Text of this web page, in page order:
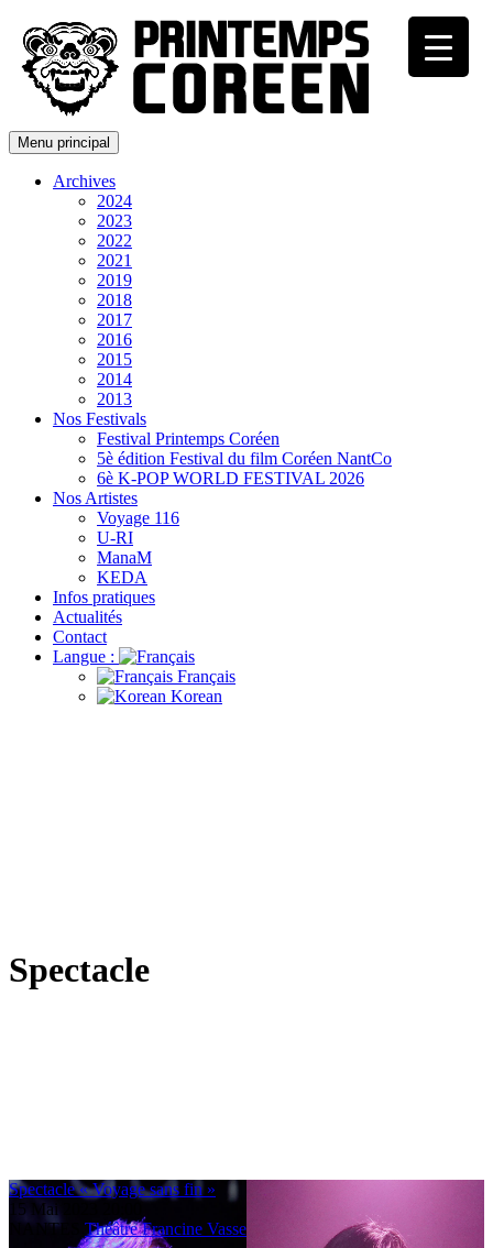
Menu principal
Archives
2024
2023
2022
2021
2019
2018
2017
2016
2015
2014
2013
Nos Festivals
Festival Printemps Coréen
5è édition Festival du film Coréen NantCo
6è K-POP WORLD FESTIVAL 2026
Nos Artistes
Voyage 116
U-RI
ManaM
KEDA
Infos pratiques
Actualités
Contact
Langue :
Français
Korean
Spectacle
Spectacle « Voyage sans fin »
15 Mai
NANTES
Théâtre Francine Vasse